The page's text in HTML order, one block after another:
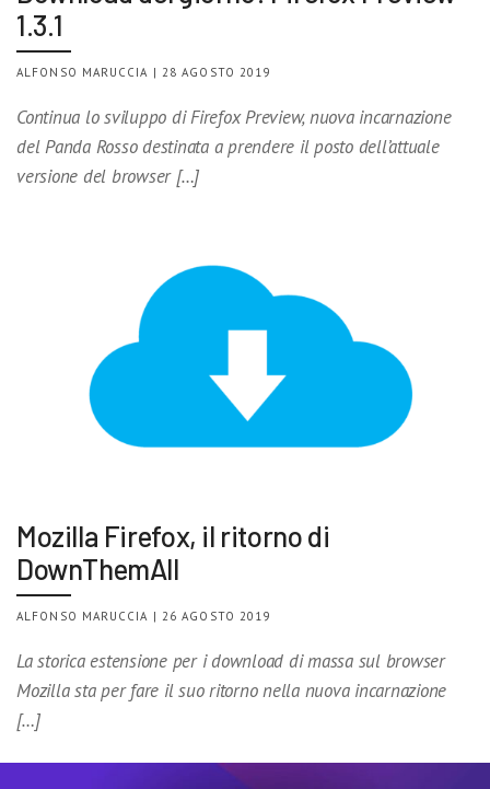
1.3.1
ALFONSO MARUCCIA | 28 AGOSTO 2019
Continua lo sviluppo di Firefox Preview, nuova incarnazione
del Panda Rosso destinata a prendere il posto dell’attuale
versione del browser […]
Mozilla Firefox, il ritorno di
DownThemAll
ALFONSO MARUCCIA | 26 AGOSTO 2019
La storica estensione per i download di massa sul browser
Mozilla sta per fare il suo ritorno nella nuova incarnazione
[…]